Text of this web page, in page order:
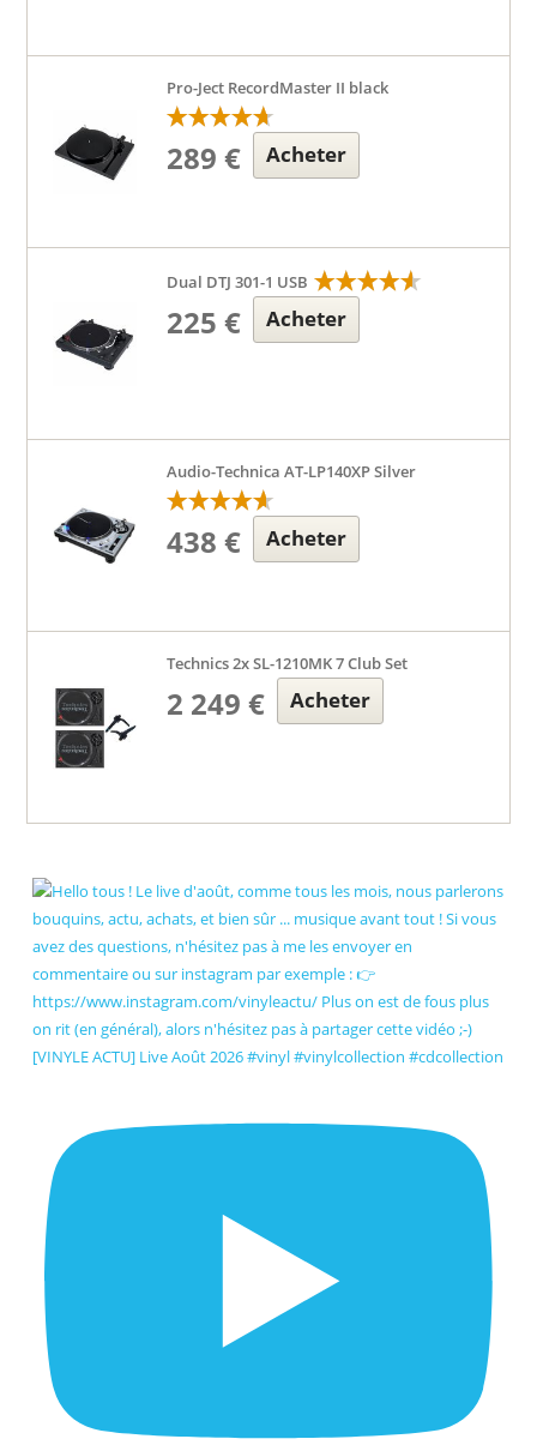
Pro-Ject RecordMaster II black
289 € Acheter
Dual DTJ 301-1 USB
225 € Acheter
Audio-Technica AT-LP140XP Silver
438 € Acheter
Technics 2x SL-1210MK 7 Club Set
2 249 € Acheter
[VINYLE ACTU] Live Août 2026 #vinyl #vinylcollection #cdcollection